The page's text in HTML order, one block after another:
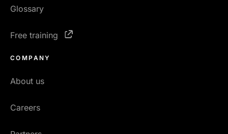
Glossary
Free training
COMPANY
About us
Careers